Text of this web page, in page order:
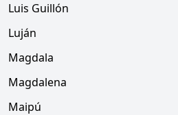
Luis Guillón
Luján
Magdala
Magdalena
Maipú